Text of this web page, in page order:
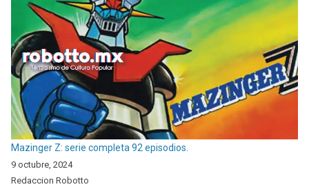
Mazinger Z: serie completa 92 episodios.
9 octubre, 2024
Redaccion Robotto